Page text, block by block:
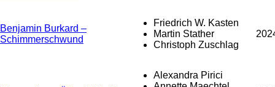
Benjamin Burkard –
Schimmerschwund
Friedrich W. Kasten
Martin Stather
Christoph Zuschlag
Alexandra Pirici